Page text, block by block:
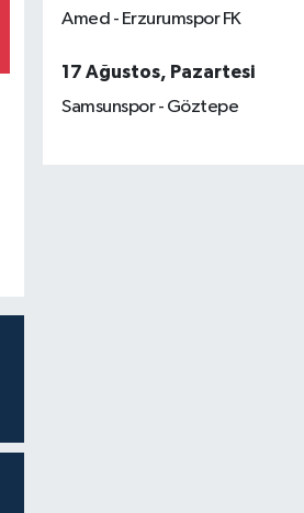
Amed - Erzurumspor FK
17 Ağustos, Pazartesi
Samsunspor - Göztepe